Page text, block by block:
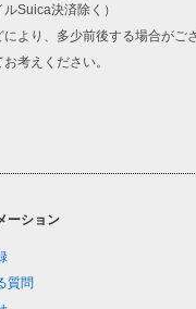
Suica決済除く）
より、多少前後する場合がご
考えください。
ーション
質問